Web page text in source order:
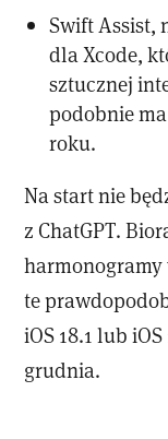
Swift Assist,
dla Xcode,
sztucznej
podobnie
roku.
Na start nie
z ChatGPT.
te
iOS 18.1 lub
grudnia.